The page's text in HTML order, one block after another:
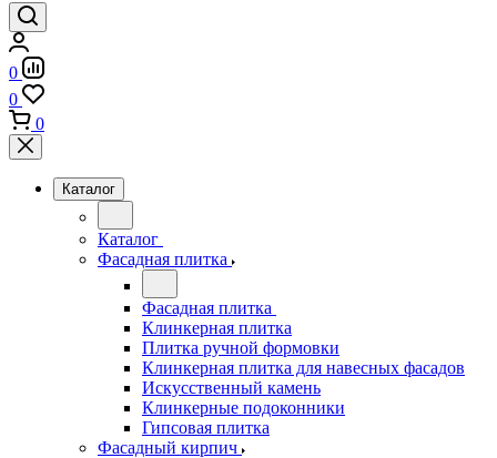
0
0
0
Каталог
Каталог
Фасадная плитка
Фасадная плитка
Клинкерная плитка
Плитка ручной формовки
Клинкерная плитка для навесных фасадов
Искусственный камень
Клинкерные подоконники
Гипсовая плитка
Фасадный кирпич